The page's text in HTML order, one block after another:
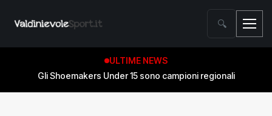
🔍
ULTIME NEWS
Gli Shoemakers Under 15 sono campioni regionali